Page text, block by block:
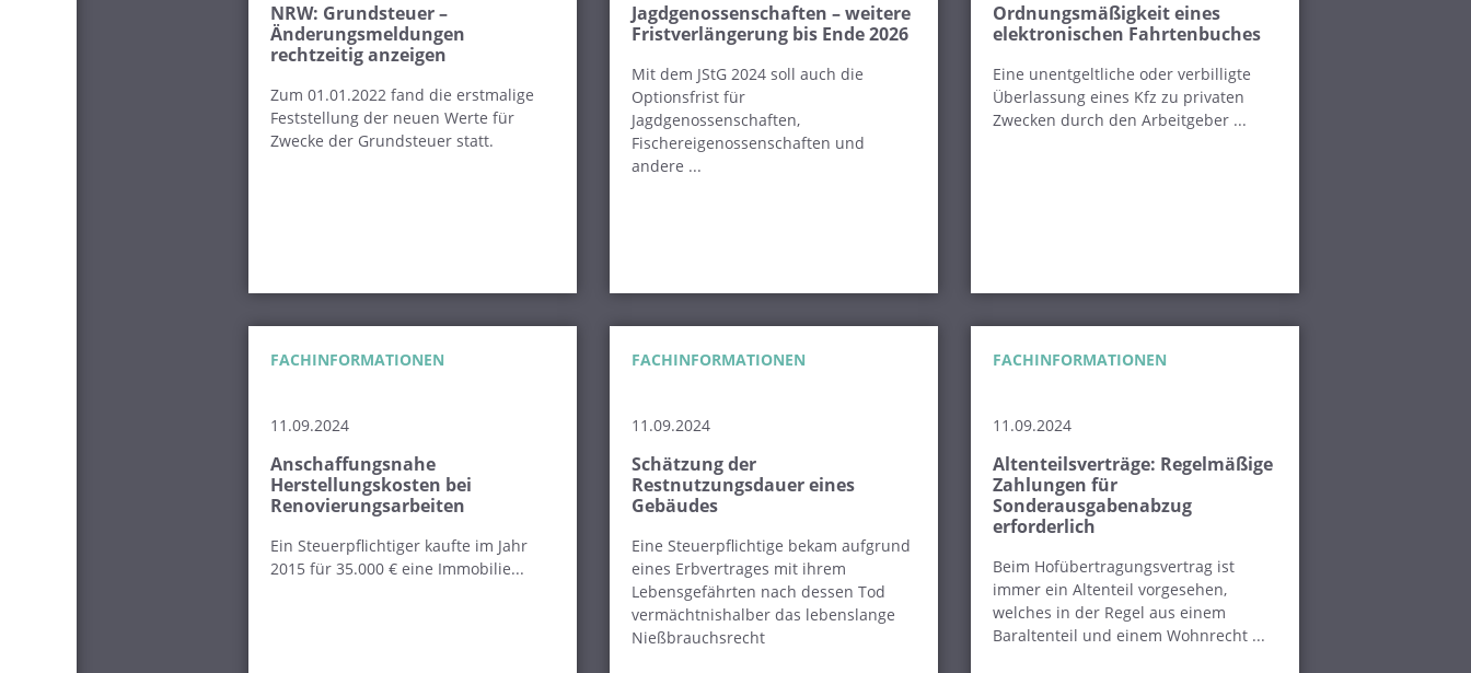
NRW: Grundsteuer –
Änderungsmeldungen
rechtzeitig anzeigen
Zum 01.01.2022 fand die erstmalige
Feststellung der neuen Werte für
Zwecke der Grundsteuer statt.
Jagdgenossenschaften – weitere
Fristverlängerung bis Ende 2026
Mit dem JStG 2024 soll auch die
Optionsfrist für
Jagdgenossenschaften,
Fischereigenossenschaften und
andere ...
Ordnungsmäßigkeit eines
elektronischen Fahrtenbuches
Eine unentgeltliche oder verbilligte
Überlassung eines Kfz zu privaten
Zwecken durch den Arbeitgeber ...
FACHINFORMATIONEN
11.09.2024
Anschaffungsnahe
Herstellungskosten bei
Renovierungsarbeiten
Ein Steuerpflichtiger kaufte im Jahr
2015 für 35.000 € eine Immobilie...
FACHINFORMATIONEN
11.09.2024
Schätzung der
Restnutzungsdauer eines
Gebäudes
Eine Steuerpflichtige bekam aufgrund
eines Erbvertrages mit ihrem
Lebensgefährten nach dessen Tod
vermächtnishalber das lebenslange
Nießbrauchsrecht
FACHINFORMATIONEN
11.09.2024
Altenteilsverträge: Regelmäßige
Zahlungen für
Sonderausgabenabzug
erforderlich
Beim Hofübertragungsvertrag ist
immer ein Altenteil vorgesehen,
welches in der Regel aus einem
Baraltenteil und einem Wohnrecht ...